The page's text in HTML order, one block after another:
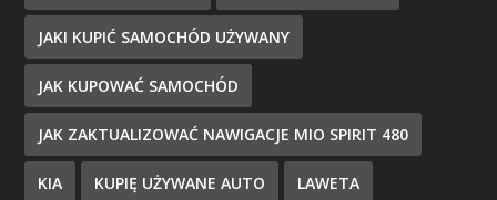
JAKI KUPIĆ SAMOCHÓD UŻYWANY
JAK KUPOWAĆ SAMOCHÓD
JAK ZAKTUALIZOWAĆ NAWIGACJE MIO SPIRIT 480
KIA KUPIĘ UŻYWANE AUTO LAWETA